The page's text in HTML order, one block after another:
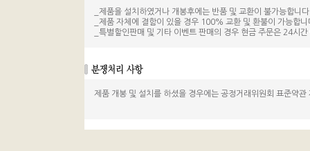
_제품을 설치하였거나 개봉후에는 반품 및 교환이 불가능합니다.
_제품 자체에 결함이 있을 경우 100% 교환 및 환불이 가능합니
_특별할인판매 및 기타 이벤트 판매의 경우 현금 주문은 24시
제품 개봉 및 설치를 하셨을 경우에는 공정거래위원회 표준약